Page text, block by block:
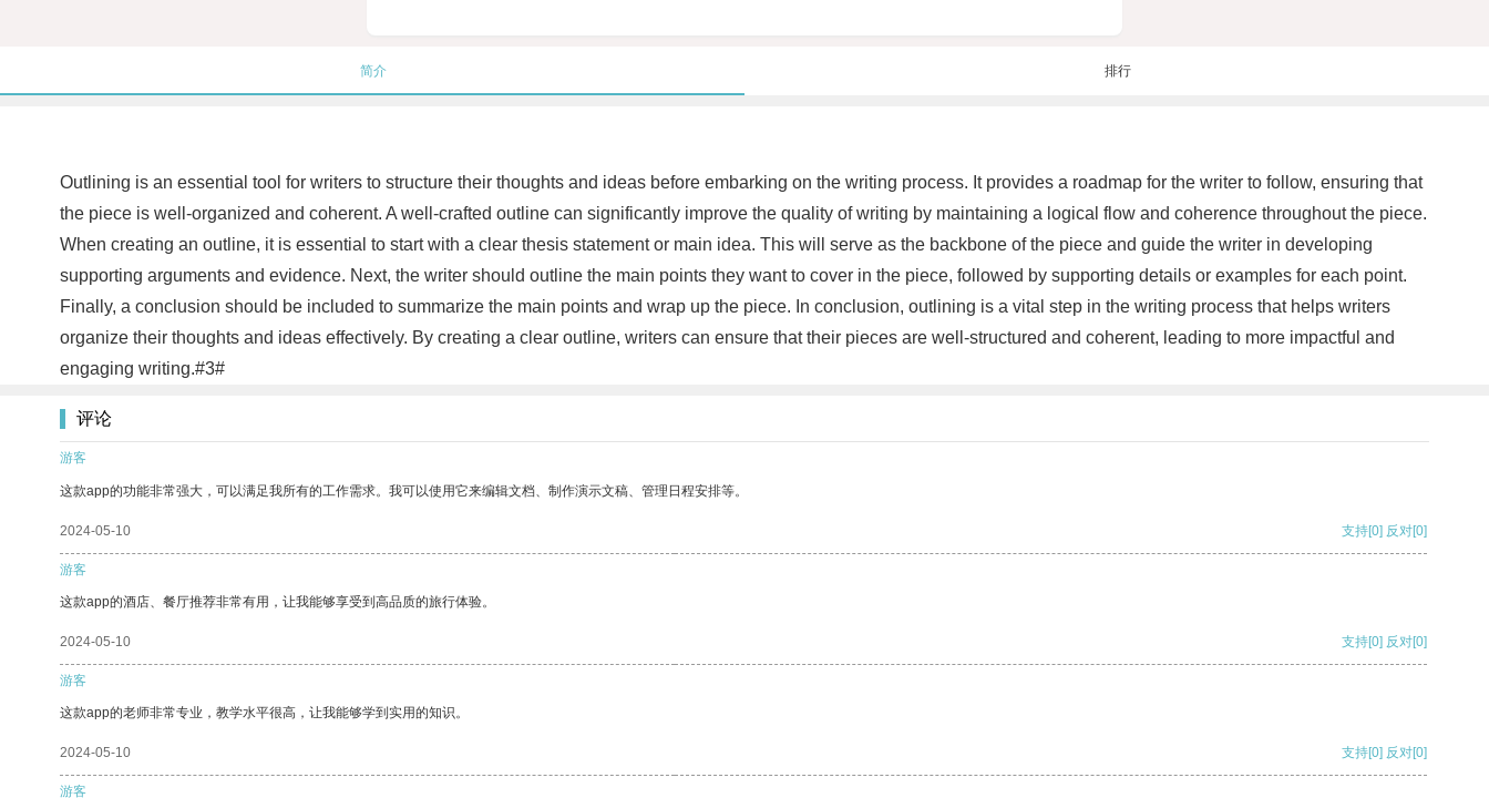
简介 排行
Outlining is an essential tool for writers to structure their thoughts and ideas before embarking on the writing process. It provides a roadmap for the writer to follow, ensuring that
the piece is well-organized and coherent. A well-crafted outline can significantly improve the quality of writing by maintaining a logical flow and coherence throughout the piece.
When creating an outline, it is essential to start with a clear thesis statement or main idea. This will serve as the backbone of the piece and guide the writer in developing
supporting arguments and evidence. Next, the writer should outline the main points they want to cover in the piece, followed by supporting details or examples for each point.
Finally, a conclusion should be included to summarize the main points and wrap up the piece. In conclusion, outlining is a vital step in the writing process that helps writers
organize their thoughts and ideas effectively. By creating a clear outline, writers can ensure that their pieces are well-structured and coherent, leading to more impactful and
engaging writing.#3#
评论
游客
这款app的功能非常强大，可以满足我所有的工作需求。我可以使用它来编辑文档、制作演示文稿、管理日程安排等。
2024-05-10 支持[0] 反对[0]
游客
这款app的酒店、餐厅推荐非常有用，让我能够享受到高品质的旅行体验。
2024-05-10 支持[0] 反对[0]
游客
这款app的老师非常专业，教学水平很高，让我能够学到实用的知识。
2024-05-10 支持[0] 反对[0]
游客